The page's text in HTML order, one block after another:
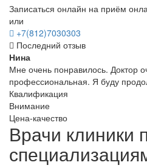
Записаться онлайн на приём
или
+7(812)7030303
Последний отзыв
Нина
Мне очень понравилось. Доктор
профессиональная. Я буду
Квалификация
Внимание
Цена-качество
Врачи клиники